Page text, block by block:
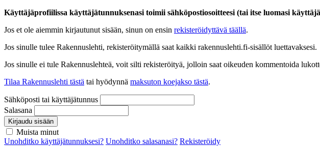
Käyttäjäprofiilissa käyttäjätunnuksenasi toimii sähköpostiosoitteesi (tai itse luomasi
Jos et ole aiemmin kirjautunut sisään, sinun on ensin rekisteröidyttävä täällä.
Jos sinulle tulee Rakennuslehti, rekisteröitymällä saat kaikki rakennuslehti.fi-sisällöt luettavaksesi.
Jos sinulle ei tule Rakennuslehteä, voit silti rekisteröityä, jolloin saat oikeuden kommentoida
Tilaa Rakennuslehti tästä tai hyödynnä maksuton koejakso tästä.
Sähköposti tai käyttäjätunnus
Salasana
Kirjaudu sisään
Muista minut
Unohditko käyttäjätunnuksesi? Unohditko salasanasi? Rekisteröidy